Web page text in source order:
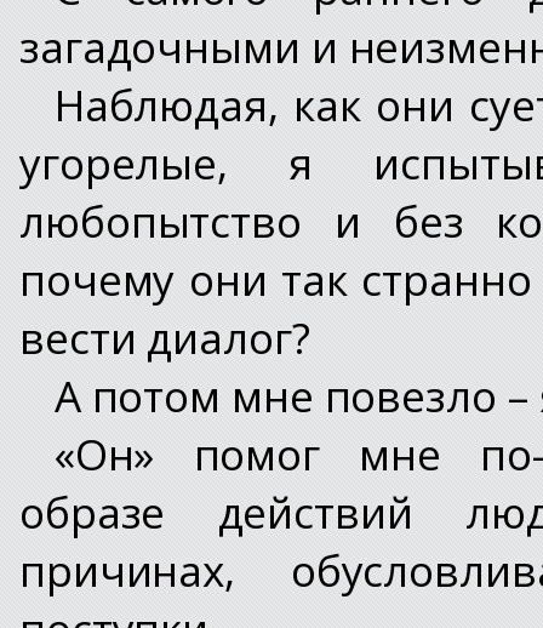
загадочными и
Наблюдая, как они
угорелые, я
любопытство и без
почему они так
вести диалог?
А потом мне повезло –
«Он» помог мне по-
образе действий
причинах,